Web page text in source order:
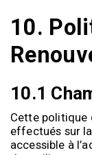
10.
10.1
Cette politique
effectués sur
accessible à